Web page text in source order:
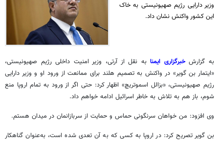
وزیر دارایی رژیم صهیونیستی به خاک
این کشور واکنش نشان داد.
به گزارشخبرگزاری ایمنابه نقل ازآرتی، وزیر امنیت داخلی رژیم صهیونیستی،
«ایتمار بنگویر» در واکنش به تصمیم هلند برای ممانعت از ورود او و وزیر دارایی
رژیم صهیونیستی،«بزالل اسموتریچ» اظهار کرد: حتی اگر از ورود به تمام اروپا منع
شوم، باز هم به تلاش به خاطر اسرائیل ادامه خواهم داد.
وی افزود: من خواهان سرنگونی حماس و حمایت از سربازانمان در میدان هستم.
بنگویر تصریح کرد: در اروپا به کسی که به آن تعدی شده است، به‌عنوان گناهکار